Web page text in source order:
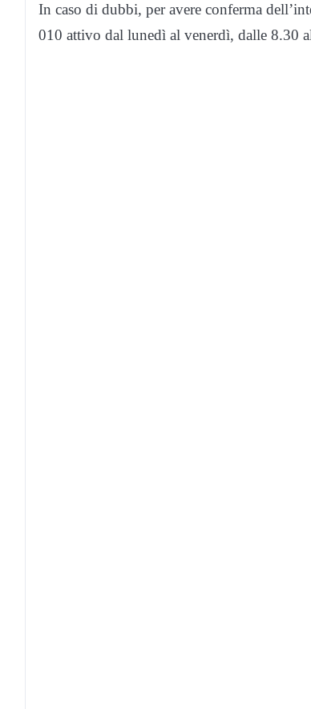
In caso di dubbi, per avere conferma
010 attivo dal lunedì al venerdì, dalle 8.30